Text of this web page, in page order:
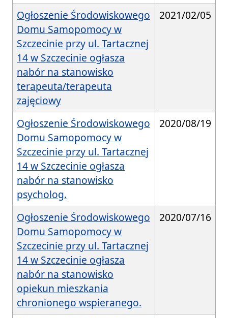
Ogłoszenie Środowiskowego
Domu Samopomocy w
Szczecinie przy ul. Tartacznej
14 w Szczecinie ogłasza
nabór na stanowisko
terapeuta/terapeuta
zajęciowy
2021/02/05
Ogłoszenie Środowiskowego
Domu Samopomocy w
Szczecinie przy ul. Tartacznej
14 w Szczecinie ogłasza
nabór na stanowisko
psycholog.
2020/08/19
Ogłoszenie Środowiskowego
Domu Samopomocy w
Szczecinie przy ul. Tartacznej
14 w Szczecinie ogłasza
nabór na stanowisko
opiekun mieszkania
chronionego wspieranego.
2020/07/16